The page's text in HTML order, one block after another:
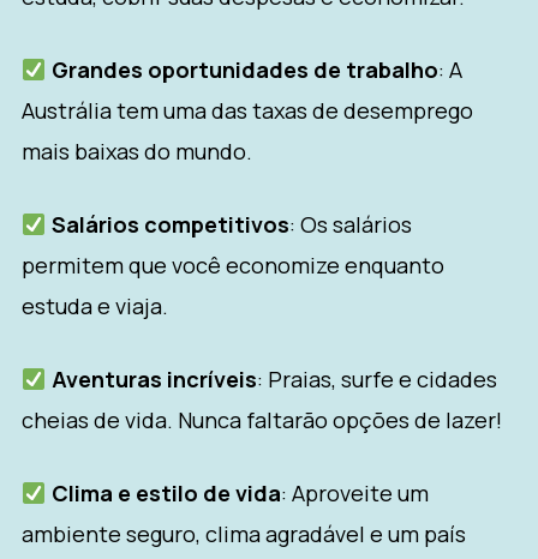
Grandes oportunidades de trabalho: A
Austrália tem uma das taxas de desemprego
mais baixas do mundo.
Salários competitivos: Os salários
permitem que você economize enquanto
estuda e viaja.
Aventuras incríveis: Praias, surfe e cidades
cheias de vida. Nunca faltarão opções de lazer!
Clima e estilo de vida: Aproveite um
ambiente seguro, clima agradável e um país